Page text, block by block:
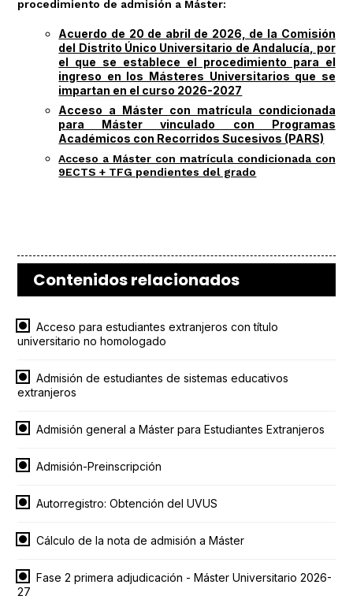
procedimiento de admisión a Máster:
Acuerdo de 20 de abril de 2026, de la Comisión
del Distrito Único Universitario de Andalucía, por
el que se establece el procedimiento para el
ingreso en los Másteres Universitarios que se
impartan en el curso 2026-2027
Acceso a Máster con matrícula condicionada
para Máster vinculado con Programas
Académicos con Recorridos Sucesivos (PARS)
Acceso a Máster con matrícula condicionada con
9ECTS + TFG pendientes del grado
Contenidos relacionados
Acceso para estudiantes extranjeros con título
universitario no homologado
Admisión de estudiantes de sistemas educativos
extranjeros
Admisión general a Máster para Estudiantes Extranjeros
Admisión-Preinscripción
Autorregistro: Obtención del UVUS
Cálculo de la nota de admisión a Máster
Fase 2 primera adjudicación - Máster Universitario 2026-
27